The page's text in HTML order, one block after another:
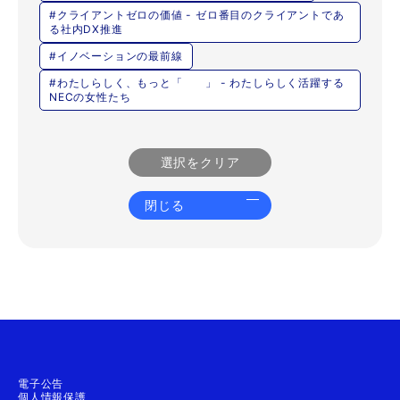
#クライアントゼロの価値 - ゼロ番目のクライアントであ
る社内DX推進
#イノベーションの最前線
#わたしらしく、もっと「 」 - わたしらしく活躍する
NECの女性たち
選択をクリア
閉じる
電子公告
個人情報保護